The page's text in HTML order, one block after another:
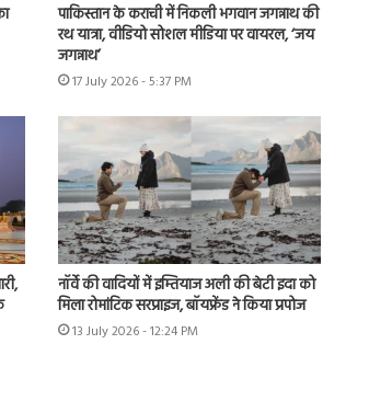
पाकिस्तान के कराची में निकली भगवान जगन्नाथ की
रथ यात्रा, वीडियो सोशल मीडिया पर वायरल, ‘जय
जगन्नाथ’
17 July 2026 - 5:37 PM
नॉर्वे की वादियों में इम्तियाज अली की बेटी इदा को
मिला रोमांटिक सरप्राइज, बॉयफ्रेंड ने किया प्रपोज
13 July 2026 - 12:24 PM